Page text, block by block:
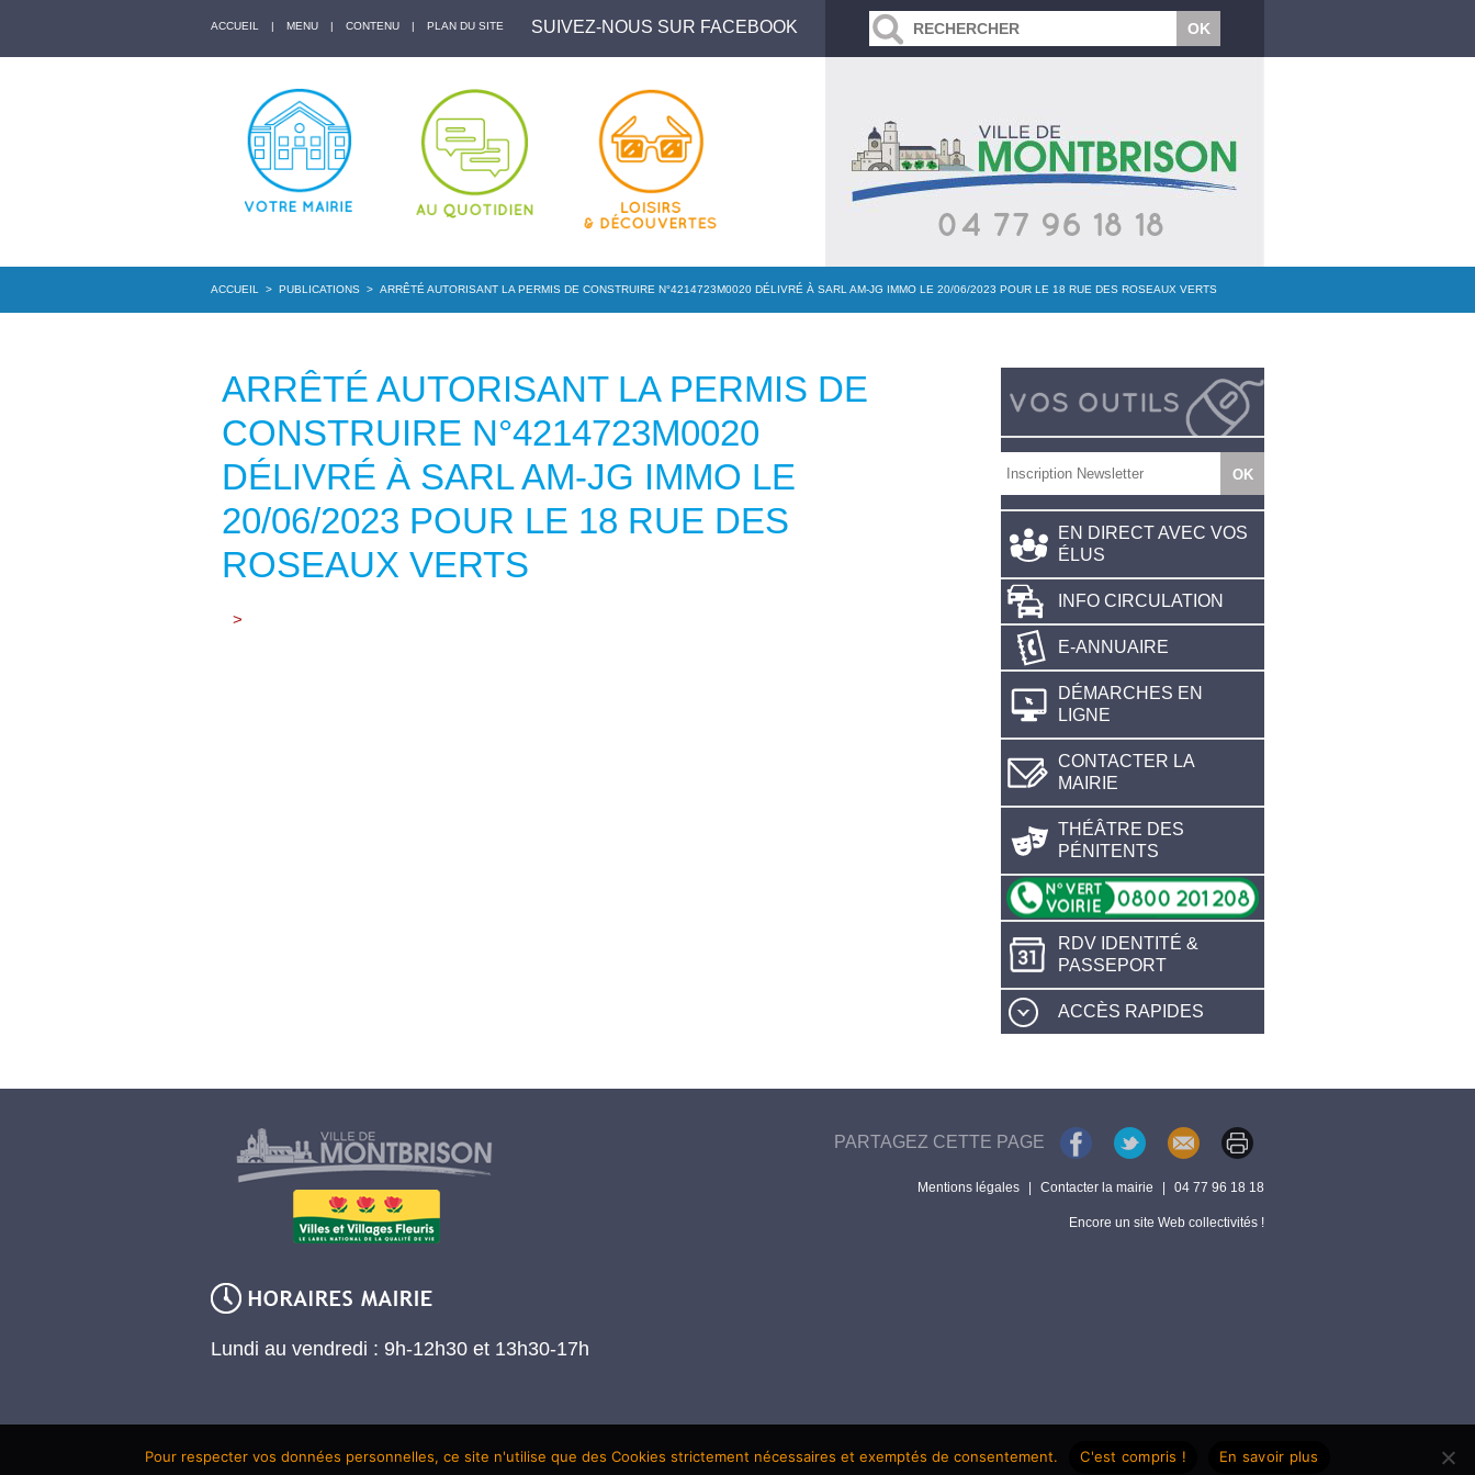
ACCUEIL | MENU | CONTENU | PLAN DU SITE SUIVEZ-NOUS SUR FACEBOOK
ACCUEIL > PUBLICATIONS > ARRÊTÉ AUTORISANT LA PERMIS DE CONSTRUIRE N°4214723M0020 DÉLIVRÉ À SARL AM-JG IMMO LE 20/06/2023 POUR LE 18 RUE DES ROSEAUX VERTS
ARRÊTÉ AUTORISANT LA PERMIS DE
CONSTRUIRE N°4214723M0020
DÉLIVRÉ À SARL AM-JG IMMO LE
20/06/2023 POUR LE 18 RUE DES
ROSEAUX VERTS
>
EN DIRECT AVEC VOS
ÉLUS
INFO CIRCULATION
E-ANNUAIRE
DÉMARCHES EN
LIGNE
CONTACTER LA
MAIRIE
THÉÂTRE DES
PÉNITENTS
RDV IDENTITÉ &
PASSEPORT
ACCÈS RAPIDES
Lundi au vendredi : 9h-12h30 et 13h30-17h
PARTAGEZ CETTE PAGE
Mentions légales Contacter la mairie 04 77 96 18 18
Encore un site Web collectivités !
Pour respecter vos données personnelles, ce site n'utilise que des Cookies strictement nécessaires et exemptés de consentement. C'est compris ! En savoir plus